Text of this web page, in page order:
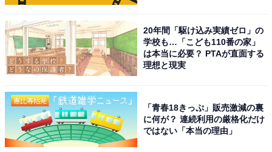
20年間「駆け込み実績ゼロ」の
学校も…「こども110番の家」
は本当に必要？ PTAが直面する
理想と現実
「青春18きっぷ」販売激減の裏
に何が？ 連続利用の厳格化だけ
ではない「本当の理由」